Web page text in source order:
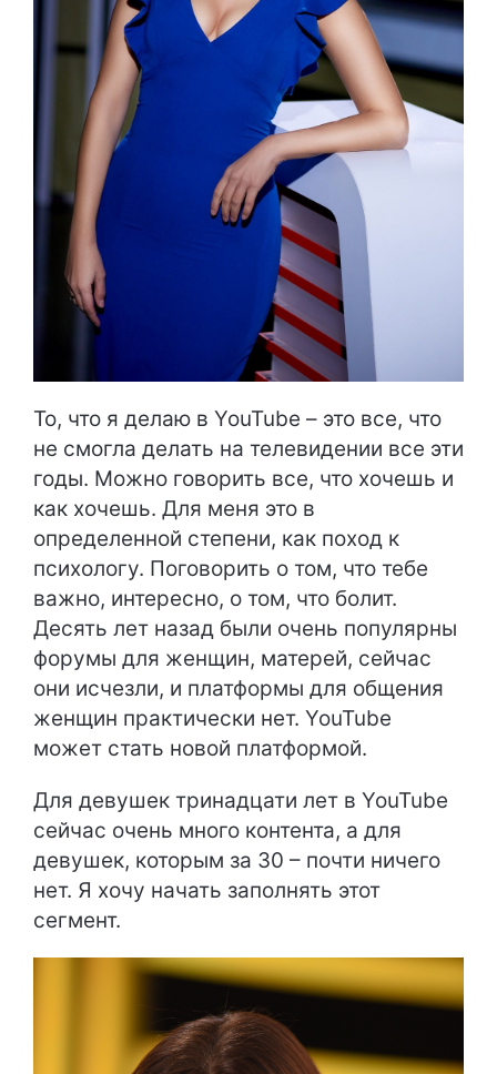
То, что я делаю в YouTube – это все, что
не смогла делать на телевидении все эти
годы. Можно говорить все, что хочешь и
как хочешь. Для меня это в
определенной степени, как поход к
психологу. Поговорить о том, что тебе
важно, интересно, о том, что болит.
Десять лет назад были очень популярны
форумы для женщин, матерей, сейчас
они исчезли, и платформы для общения
женщин практически нет. YouTube
может стать новой платформой.
Для девушек тринадцати лет в YouTube
сейчас очень много контента, а для
девушек, которым за 30 – почти ничего
нет. Я хочу начать заполнять этот
сегмент.